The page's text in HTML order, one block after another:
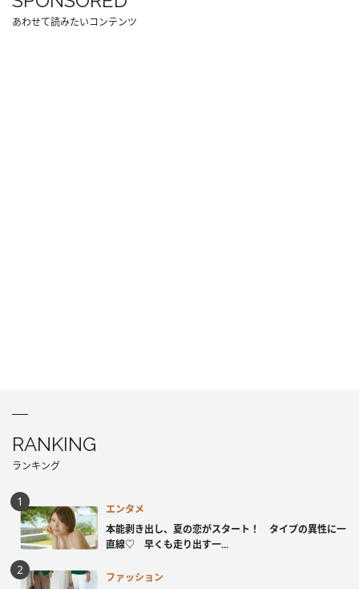
あわせて読みたいコンテンツ
RANKING
ランキング
エンタメ
本能剥き出し、夏の恋がスタート！ タイプの異性に一
直線♡ 早くも走り出す一...
ファッション